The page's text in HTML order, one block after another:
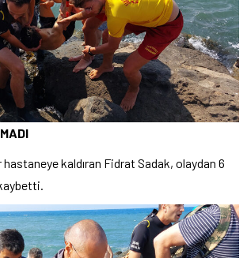
kaldıran Fidrat Sadak, olaydan 6